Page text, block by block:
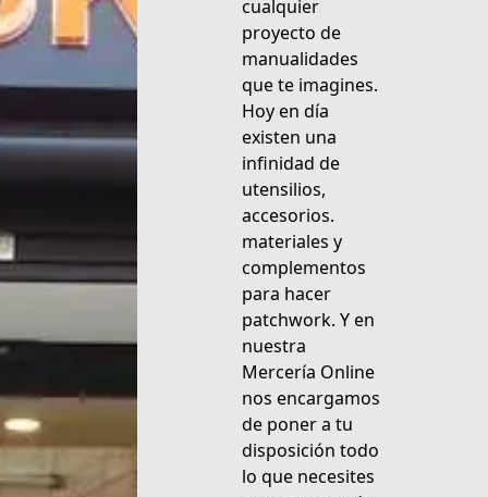
cualquier
proyecto de
manualidades
que te imagines.
Hoy en día
existen una
infinidad de
utensilios,
accesorios.
materiales y
complementos
para hacer
patchwork. Y en
nuestra
Mercería Online
nos encargamos
de poner a tu
disposición todo
lo que necesites